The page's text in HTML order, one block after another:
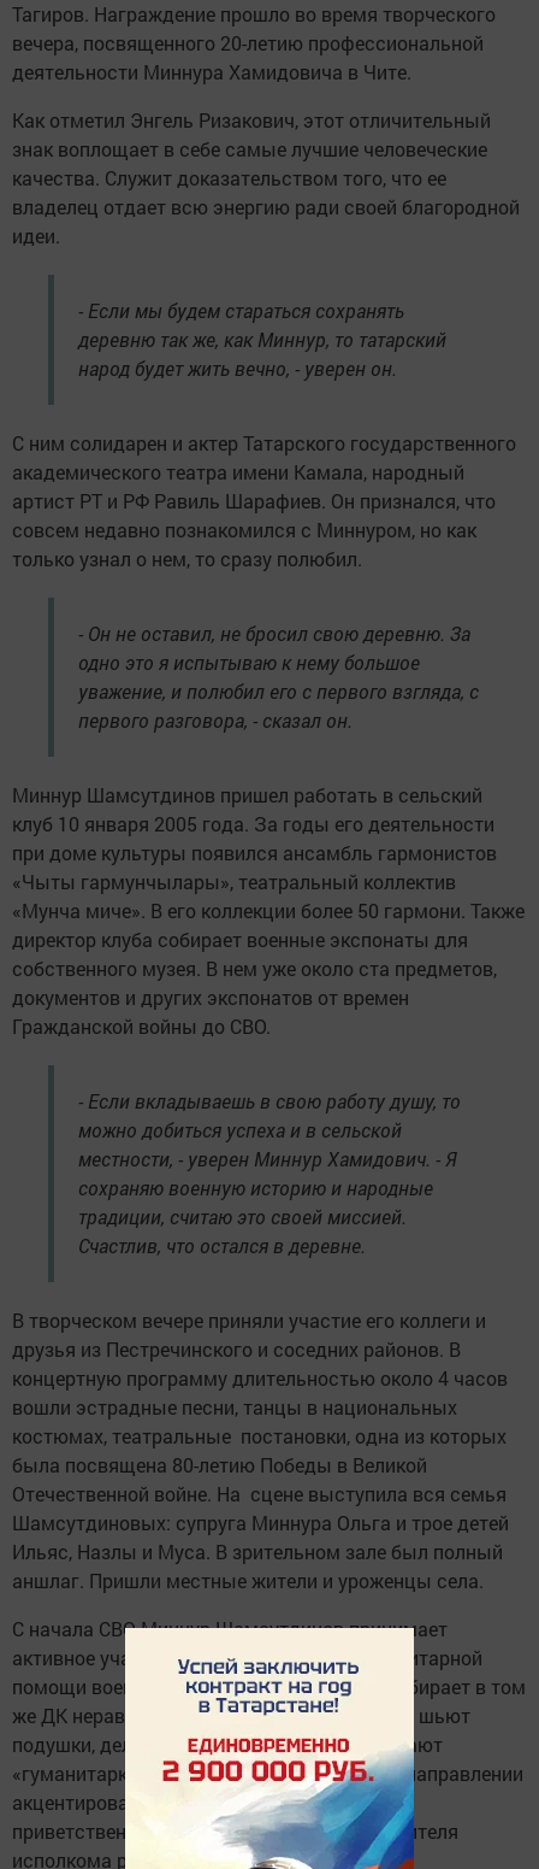
Тагиров. Награждение прошло во время творческого
вечера, посвященного 20-летию профессиональной
деятельности Миннура Хамидовича в Чите.
Как отметил Энгель Ризакович, этот отличительный
знак воплощает в себе самые лучшие человеческие
качества. Служит доказательством того, что ее
владелец отдает всю энергию ради своей благородной
идеи.
- Если мы будем стараться сохранять
деревню так же, как Миннур, то татарский
народ будет жить вечно, - уверен он.
С ним солидарен и актер Татарского государственного
академического театра имени Камала, народный
артист РТ и РФ Равиль Шарафиев. Он признался, что
совсем недавно познакомился с Миннуром, но как
только узнал о нем, то сразу полюбил.
- Он не оставил, не бросил свою деревню. За
одно это я испытываю к нему большое
уважение, и полюбил его с первого взгляда, с
первого разговора, - сказал он.
Миннур Шамсутдинов пришел работать в сельский
клуб 10 января 2005 года. За годы его деятельности
при доме культуры появился ансамбль гармонистов
«Чыты гармунчылары», театральный коллектив
«Мунча миче». В его коллекции более 50 гармони. Также
директор клуба собирает военные экспонаты для
собственного музея. В нем уже около ста предметов,
документов и других экспонатов от времен
Гражданской войны до СВО.
- Если вкладываешь в свою работу душу, то
можно добиться успеха и в сельской
местности, - уверен Миннур Хамидович. - Я
сохраняю военную историю и народные
традиции, считаю это своей миссией.
Счастлив, что остался в деревне.
В творческом вечере приняли участие его коллеги и
друзья из Пестречинского и соседних районов. В
концертную программу длительностью около 4 часов
вошли эстрадные песни, танцы в национальных
костюмах, театральные постановки, одна из которых
была посвящена 80-летию Победы в Великой
Отечественной войне. На сцене выступила вся семья
Шамсутдиновых: супруга Миннура Ольга и трое детей
Ильяс, Назлы и Муса. В зрительном зале был полный
аншлаг. Пришли местные жители и уроженцы села.
С начала СВО Миннур Шамсутдинов принимает
активное участие в сборе и отправке гуманитарной
помощи военнослужащим. Для этого он собирает в том
же ДК неравнодушных жителей. Вместе они шьют
подушки, делают окопные свечи, упаковывают
«гуманитарку». На этом добровольческом направлении
акцентировала внимание во время своей
приветственной речи заместитель руководителя
исполкома района Марина Харитонова.